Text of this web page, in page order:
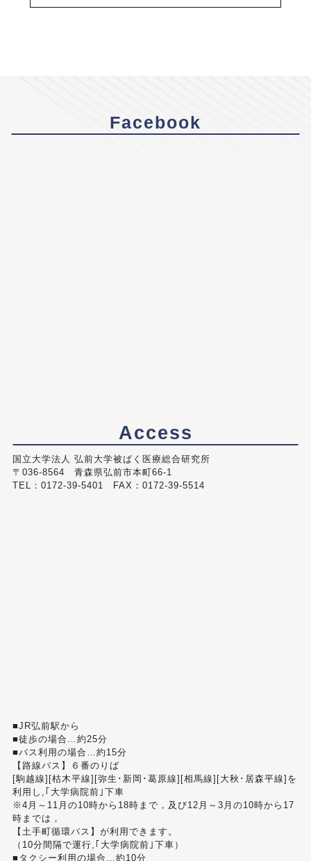
Facebook
Access
国立大学法人 弘前大学被ばく医療総合研究所
〒036-8564 青森県弘前市本町66-1
TEL：0172-39-5401 FAX：0172-39-5514
■JR弘前駅から
■徒歩の場合…約25分
■バス利用の場合…約15分
【路線バス】６番のりば
[駒越線][枯木平線][弥生･新岡･葛原線][相馬線][大秋･居森平線]を
利用し,｢大学病院前｣下車
※4月～11月の10時から18時まで，及び12月～3月の10時から17
時までは，
【土手町循環バス】が利用できます。
（10分間隔で運行,｢大学病院前｣下車）
■タクシー利用の場合…約10分